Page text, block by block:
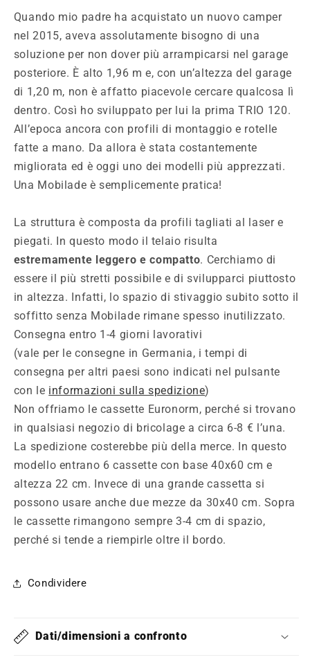
Quando mio padre ha acquistato un nuovo camper
nel 2015, aveva assolutamente bisogno di una
soluzione per non dover più arrampicarsi nel garage
posteriore. È alto 1,96 m e, con un’altezza del garage
di 1,20 m, non è affatto piacevole cercare qualcosa lì
dentro. Così ho sviluppato per lui la prima TRIO 120.
All’epoca ancora con profili di montaggio e rotelle
fatte a mano. Da allora è stata costantemente
migliorata ed è oggi uno dei modelli più apprezzati.
Una Mobilade è semplicemente pratica!
La struttura è composta da profili tagliati al laser e
piegati. In questo modo il telaio risulta
estremamente leggero e compatto. Cerchiamo di
essere il più stretti possibile e di svilupparci piuttosto
in altezza. Infatti, lo spazio di stivaggio subito sotto il
soffitto senza Mobilade rimane spesso inutilizzato.
Consegna entro 1-4 giorni lavorativi
(vale per le consegne in Germania, i tempi di
consegna per altri paesi sono indicati nel pulsante
con le informazioni sulla spedizione)
Non offriamo le cassette Euronorm, perché si trovano
in qualsiasi negozio di bricolage a circa 6-8 € l’una.
La spedizione costerebbe più della merce. In questo
modello entrano 6 cassette con base 40x60 cm e
altezza 22 cm. Invece di una grande cassetta si
possono usare anche due mezze da 30x40 cm. Sopra
le cassette rimangono sempre 3-4 cm di spazio,
perché si tende a riempirle oltre il bordo.
Condividere
Dati/dimensioni a confronto